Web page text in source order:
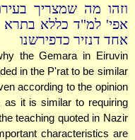
וזהו מה שמצריך
אפי' למ"ד כללא בתרא
אחד דנזיר כדפירשנו
the Gemara in Eiruvin
in the P'rat to be similar
according to the opinion
it is similar to requiring
teaching quoted in Nazir
characteristics are